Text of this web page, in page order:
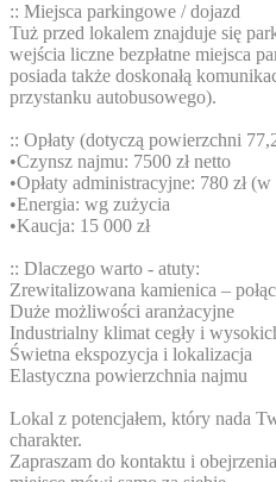
:: Miejsca parkingowe / dojazd
Tuż przed lokalem znajduje się
wejścia liczne bezpłatne miejsca
posiada także doskonałą
przystanku autobusowego).
:: Opłaty (dotyczą powierzchni
•Czynsz najmu: 7500 zł netto
•Opłaty administracyjne: 780 zł
•Energia: wg zużycia
•Kaucja: 15 000 zł
:: Dlaczego warto - atuty:
Zrewitalizowana kamienica –
Duże możliwości aranżacyjne
Industrialny klimat cegły i
Świetna ekspozycja i lokalizacja
Elastyczna powierzchnia najmu
Lokal z potencjałem, który nada
charakter.
Zapraszam do kontaktu i